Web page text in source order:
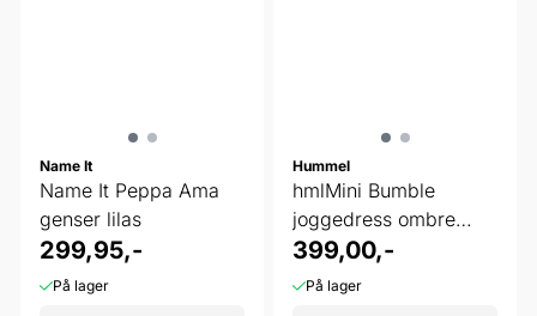
Name It
Name It Peppa Ama
genser lilas
299,95,-
På lager
Hummel
hmlMini Bumble
joggedress ombre
blue
399,00,-
På lager